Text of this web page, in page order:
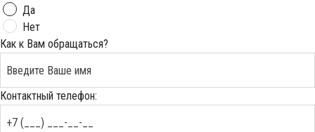
Да
Нет
Как к Вам обращаться?
Контактный телефон: